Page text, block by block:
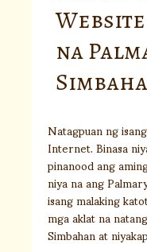
na
Natagpuan ng
Internet. Binasa
pinanood ang
niya na ang
isang malaking
mga aklat na
Simbahan at